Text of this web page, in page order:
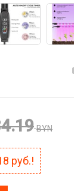
BYN
руб.!